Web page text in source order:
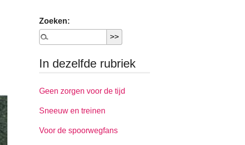
Zoeken:
In dezelfde rubriek
Geen zorgen voor de tijd
Sneeuw en treinen
Voor de spoorwegfans